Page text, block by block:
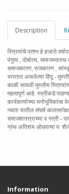
Description
स्त्रियांचे प्रश्न हे हजारो
पंगुत्व
दोर्बाल्य समाजस्वास्थ
समाजकारण, राजकारण
भारतात असलेल्या हिंदू -
काळी सावली मुस्लीम
महत्वपूर्ण आहे. स्त्रीकडे
कार्यकर्त्याच्या मनोभूमिकांचा
नवता यातील संघर्ष
समाजशास्त्राच्या व स्त्री -
ग्रंथ अतिशय ओघवत्या व
Information